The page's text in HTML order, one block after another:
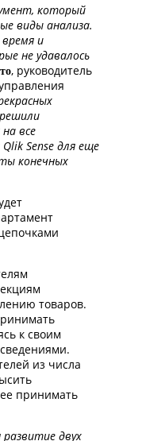
который
виды анализа.
и
не удавалось
, руководитель
все
Sense для еще
конечных
товаров.
к своим
из числа
принимать
двух